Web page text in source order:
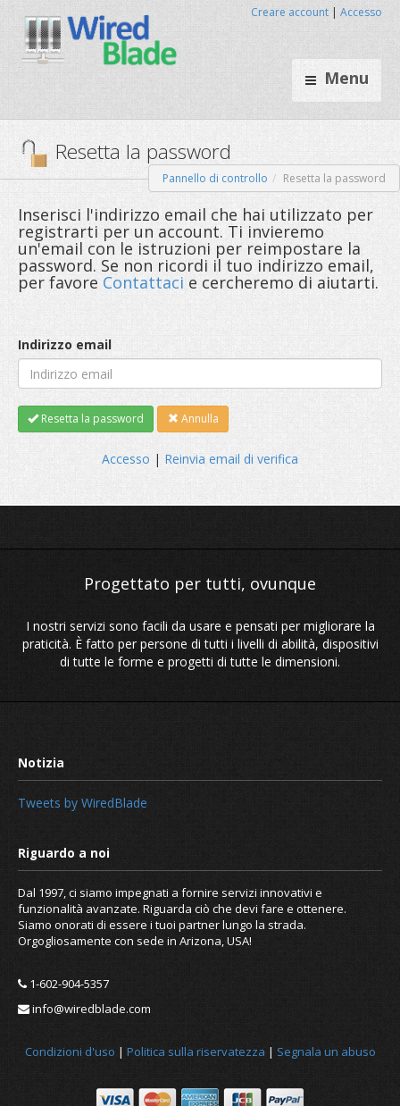
Menu
Creare account | Accesso
Resetta la password
Pannello di controllo Resetta la password
Inserisci l'indirizzo email che hai utilizzato per
registrarti per un account. Ti invieremo
un'email con le istruzioni per reimpostare la
password. Se non ricordi il tuo indirizzo email,
per favore Contattaci e cercheremo di aiutarti.
Indirizzo email
Resetta la password Annulla
Accesso | Reinvia email di verifica
Progettato per tutti,
I nostri servizi sono facili da usare e pensati per migliorare la
praticità. È fatto per persone di tutti i livelli di abilità, dispositivi
di tutte le forme e progetti di tutte le dimensioni.
Notizia
Tweets by WiredBlade
Dal 1997, ci siamo impegnati a fornire servizi innovativi e
funzionalità avanzate. Riguarda ciò che devi fare e ottenere.
Siamo onorati di essere i tuoi partner lungo la strada.
Orgogliosamente con sede in Arizona, USA!
1-602-904-5357
info@wiredblade.com
Condizioni d'uso | Politica sulla riservatezza | Segnala un abuso